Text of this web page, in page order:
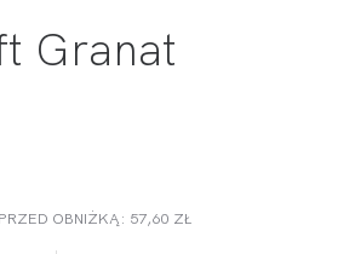
Granat
OBNIŻKĄ: 57,60 ZŁ